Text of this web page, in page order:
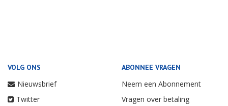
VOLG ONS
Nieuwsbrief
Twitter
ABONNEE VRAGEN
Neem een Abonnement
Vragen over betaling